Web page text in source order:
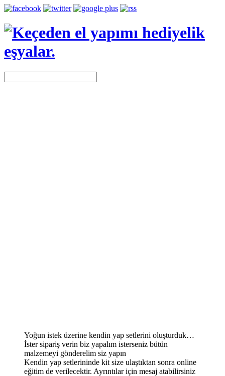
Yoğun istek üzerine kendin yap setlerini oluşturduk…
İster sipariş verin biz yapalım isterseniz bütün
malzemeyi gönderelim siz yapın
Kendin yap setlerininde kit size ulaştıktan sonra online
eğitim de verilecektir. Ayrıntılar için mesaj atabilirsiniz